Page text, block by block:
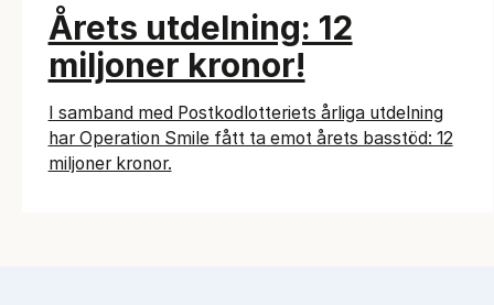
Årets utdelning: 12
miljoner kronor!
I samband med Postkodlotteriets årliga utdelning
har Operation Smile fått ta emot årets basstöd: 12
miljoner kronor.